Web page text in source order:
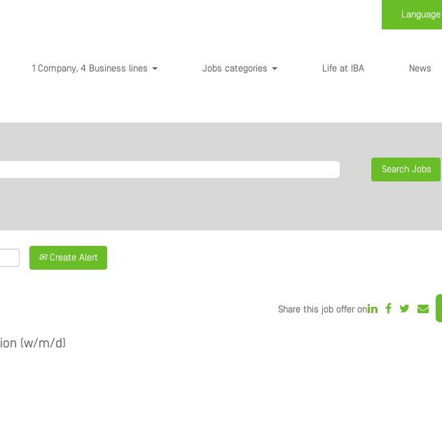
Language
1 Company, 4 Business lines Jobs categories Life at IBA News
Create Alert
Share this job offer on
(w/m/d)